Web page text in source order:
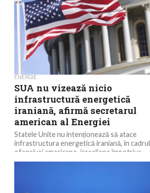
ENERGIE
SUA nu vizează nicio
infrastructură energetică
iraniană, afirmă secretarul
american al Energiei
Statele Unite nu intenționează să atace
infrastructura energetică iraniană, în cadrul
ofensivei americano-israeliene împotriva
Republicii Islamice, a declarat duminică